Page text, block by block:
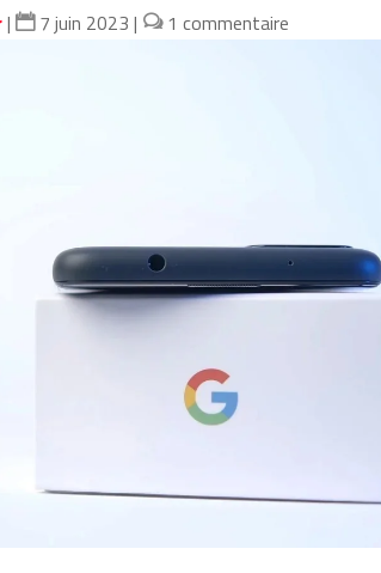
| 7 juin 2023 | 1 commentaire